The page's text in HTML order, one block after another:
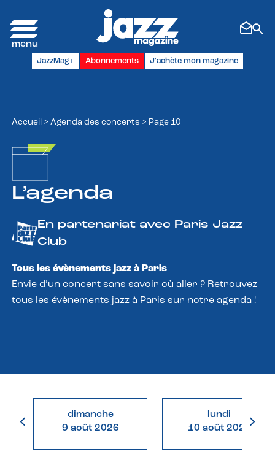
JazzMag+ Abonnements J'achète mon magazine
Accueil > Agenda des concerts > Page 10
L’agenda
En partenariat avec Paris Jazz
Club
Tous les évènements jazz à Paris
Envie d’un concert sans savoir où aller ? Retrouvez
tous les évènements jazz à Paris sur notre agenda !
dimanche
9 août 2026
lundi
10 août 2026